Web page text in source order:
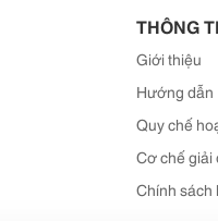
THÔNG
Giới thiệu
Hướng dẫn
Quy chế
Cơ chế giải
Chính sách